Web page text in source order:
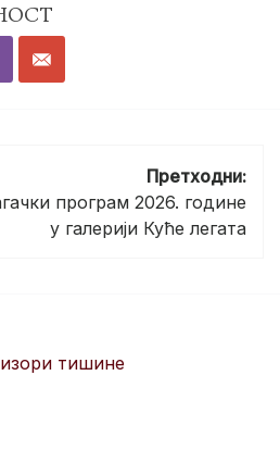
Претходни:
програм 2026. године
у галерији Куће легата
тишине